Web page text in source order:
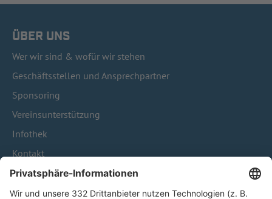
ÜBER UNS
Wer wir sind & wofür wir stehen
Geschäftsstellen und Ansprechpartner
Sponsoring
Vereinsunterstützung
Infothek
Kontakt
HÄUFIG BESUCHTE SEITEN